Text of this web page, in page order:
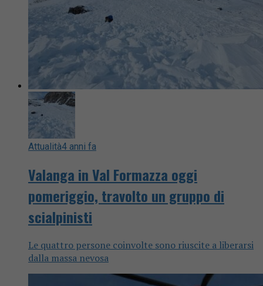
Attualità4 anni fa
Valanga in Val Formazza oggi
pomeriggio, travolto un gruppo di
scialpinisti
Le quattro persone coinvolte sono riuscite a liberarsi
dalla massa nevosa